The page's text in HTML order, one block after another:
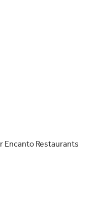
Encanto Restaurants